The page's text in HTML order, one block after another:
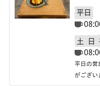
平日
土 日
平日の営
がござい